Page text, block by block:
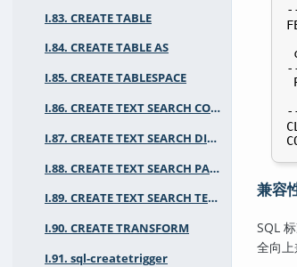
I.83. CREATE TABLE
I.84. CREATE TABLE AS
I.85. CREATE TABLESPACE
I.86. CREATE TEXT SEARCH CONFIGURATION
I.87. CREATE TEXT SEARCH DICTIONARY
I.88. CREATE TEXT SEARCH PARSER
I.89. CREATE TEXT SEARCH TEMPLATE
I.90. CREATE TRANSFORM
I.91. sql-createtrigger
兼容
SQL
全向上